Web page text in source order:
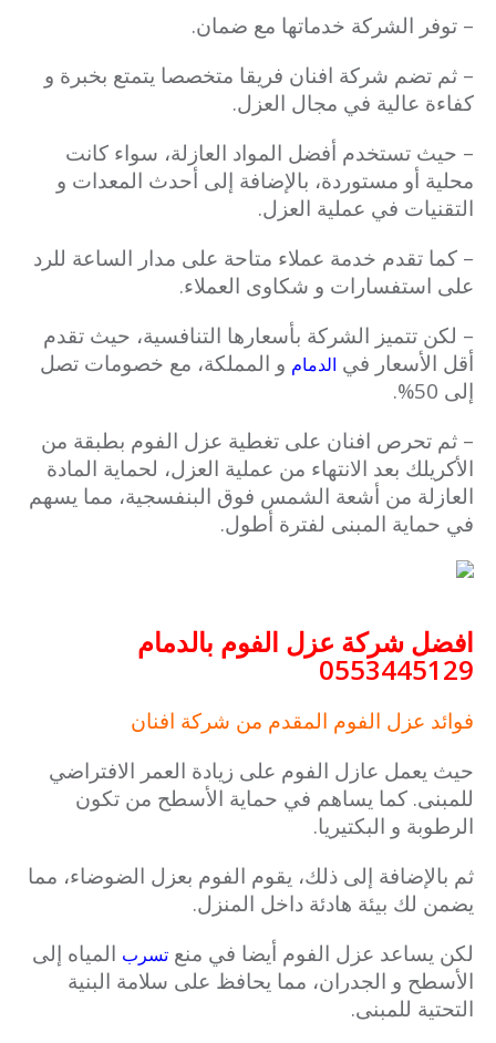
– توفر الشركة خدماتها مع ضمان.
– ثم تضم شركة افنان فريقا متخصصا يتمتع بخبرة و
كفاءة عالية في مجال العزل.
– حيث تستخدم أفضل المواد العازلة، سواء كانت
محلية أو مستوردة، بالإضافة إلى أحدث المعدات و
التقنيات في عملية العزل.
– كما تقدم خدمة عملاء متاحة على مدار الساعة للرد
على استفسارات و شكاوى العملاء.
– لكن تتميز الشركة بأسعارها التنافسية، حيث تقدم
أقل الأسعار في الدمام و المملكة، مع خصومات تصل
إلى 50%.
– ثم تحرص افنان على تغطية عزل الفوم بطبقة من
الأكريلك بعد الانتهاء من عملية العزل، لحماية المادة
العازلة من أشعة الشمس فوق البنفسجية، مما يسهم
في حماية المبنى لفترة أطول.
افضل شركة عزل الفوم بالدمام
0553445129
فوائد عزل الفوم المقدم من شركة افنان
حيث يعمل عازل الفوم على زيادة العمر الافتراضي
للمبنى. كما يساهم في حماية الأسطح من تكون
الرطوبة و البكتيريا.
ثم بالإضافة إلى ذلك، يقوم الفوم بعزل الضوضاء، مما
يضمن لك بيئة هادئة داخل المنزل.
لكن يساعد عزل الفوم أيضا في منع تسرب المياه إلى
الأسطح و الجدران، مما يحافظ على سلامة البنية
التحتية للمبنى.